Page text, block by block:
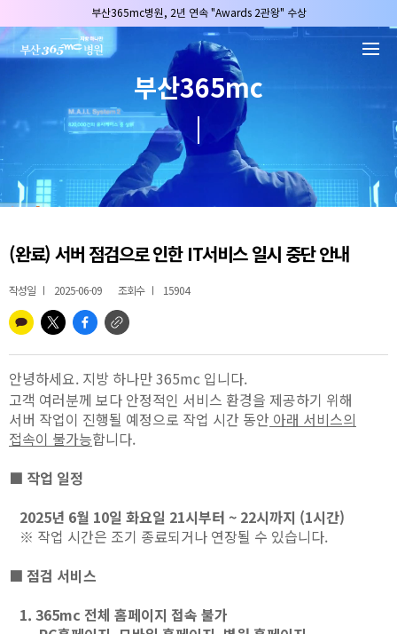
부산365mc병원, 2년 연속 "Awards 2관왕" 수상
2025 "부산365mc 보건복지부 장관상" 수상!
부산365mc병원, 8/15(토) 광복절 정상진료
부산365mc병원, 2년 연속 "Awards 2관왕" 수상
2025 "부산365mc 보건복지부 장관상" 수상!
부산365mc
(완료) 서버 점검으로 인한 IT서비스 일시 중단 안내
작성일 2025-06-09 조회수 15904
안녕하세요. 지방 하나만 365mc 입니다.
고객 여러분께 보다 안정적인 서비스 환경을 제공하기 위해
서버 작업이 진행될 예정으로 작업 시간 동안 아래 서비스의
접속이 불가능합니다.
■ 작업 일정
2025년 6월 10일 화요일 21시부터 ~ 22시까지 (1시간)
※ 작업 시간은 조기 종료되거나 연장될 수 있습니다.
■ 점검 서비스
1. 365mc 전체 홈페이지 접속 불가